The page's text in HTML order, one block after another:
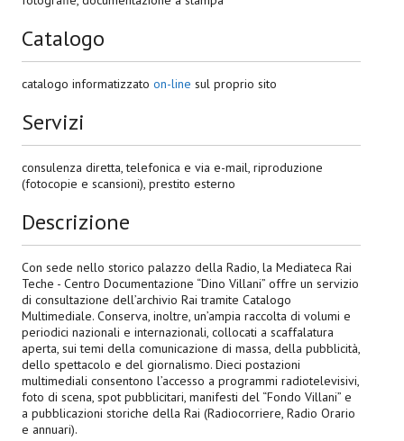
Catalogo
catalogo informatizzato on-line sul proprio sito
Servizi
consulenza diretta, telefonica e via e-mail, riproduzione
(fotocopie e scansioni), prestito esterno
Descrizione
Con sede nello storico palazzo della Radio, la Mediateca Rai
Teche - Centro Documentazione “Dino Villani” offre un servizio
di consultazione dell’archivio Rai tramite Catalogo
Multimediale. Conserva, inoltre, un’ampia raccolta di volumi e
periodici nazionali e internazionali, collocati a scaffalatura
aperta, sui temi della comunicazione di massa, della pubblicità,
dello spettacolo e del giornalismo. Dieci postazioni
multimediali consentono l’accesso a programmi radiotelevisivi,
foto di scena, spot pubblicitari, manifesti del “Fondo Villani” e
a pubblicazioni storiche della Rai (Radiocorriere, Radio Orario
e annuari).